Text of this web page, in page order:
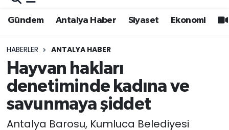
Gündem Antalya Haber Siyaset Ekonomi
HABERLER ANTALYA HABER
Hayvan hakları
denetiminde kadına ve
savunmaya şiddet
Antalya Barosu, Kumluca Belediyesi
Siyaset
Video
Eğitim
Siyaset
Ekonomi
Kültür-sanat
Muratpaşa Trafik Yoğunluk Haritası
Süper Lig Puan Durumu ve Fikstür
Tüm Manşetler
Son Dakika Haberleri